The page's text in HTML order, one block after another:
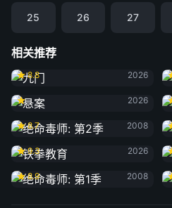
25 26 27
相关推荐
九门
8.8
2026
悬案
2026
绝命毒师: 第2季
8.7
2008
铁拳教育
9.3
2026
绝命毒师: 第1季
8.9
2008